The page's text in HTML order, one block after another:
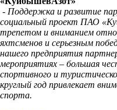
- Поддержка и развитие
социальный проект ПАО
трепетом и вниманием
яхтсменов и серьезным
нашего предприятия
мероприятиях – большая
спортивного и
круглый год привлекает
спорта.